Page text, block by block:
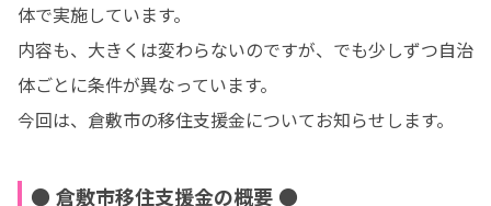
体で実施しています。
内容も、大きくは変わらないのですが、でも少しずつ自治
体ごとに条件が異なっています。
今回は、倉敷市の移住支援金についてお知らせします。
● 倉敷市移住支援金の概要 ●